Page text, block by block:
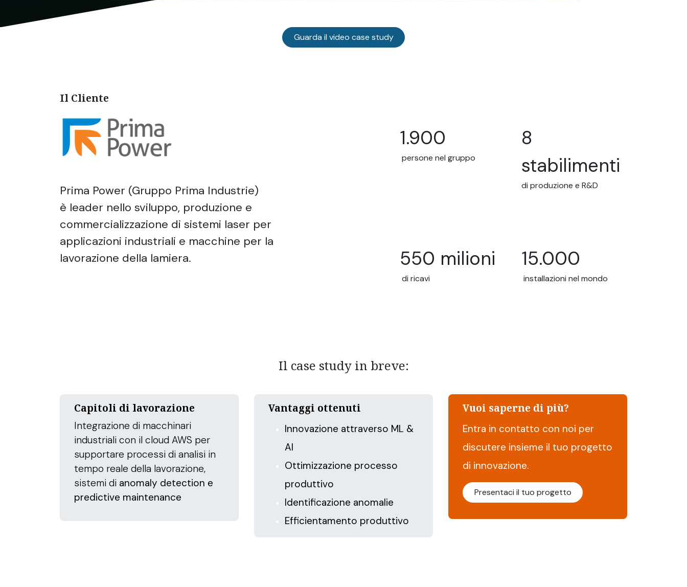
Guarda il video case study
Il Cliente
Prima Power (Gruppo Prima Industrie)
è leader nello sviluppo, produzione e
commercializzazione di sistemi laser per
applicazioni industriali e macchine per la
lavorazione della lamiera.
1.900
persone nel gruppo
8
stabilimenti
di produzione e R&D
550 milioni
di ricavi
15.000
installazioni nel mondo
Il case study in breve:
Capitoli di lavorazione
Integrazione di macchinari
industriali con il cloud AWS per
supportare processi di analisi in
tempo reale della lavorazione,
sistemi di anomaly detection e
predictive maintenance
Vantaggi ottenuti
Innovazione attraverso ML &
AI
Ottimizzazione processo
produttivo
Identificazione anomalie
Efficientamento produttivo
Vuoi saperne di più?
Entra in contatto con noi per
discutere insieme il tuo progetto
di innovazione.
Presentaci il tuo progetto